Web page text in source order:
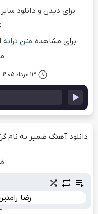
برای دیدن و دانلود
برای مشاهده متن ترانه
13 مرداد 1405
دانلود آهنگ ضمیر به نام
دانلود
ضمیر
رضا